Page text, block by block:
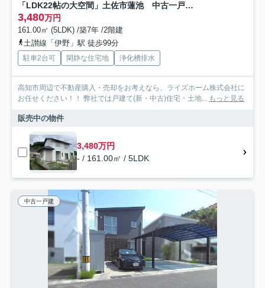
「LDK22帖の大空間」土佐市蓮池 中古一戸建て
3,480万円
161.00㎡ (5LDK) /築7年 /2階建
土讃線「伊野」駅 徒歩99分
駐車2台可 閑静な住宅地 浄化槽排水
高知市周辺で不動産購入・売却をお考えなら、ライズホーム株式会社に
お任せください！！ 弊社では戸建て(新・中古)住宅・土地... もっと見る
販売中の物件
3,480万円
- / 161.00㎡ / 5LDK
中古一戸建